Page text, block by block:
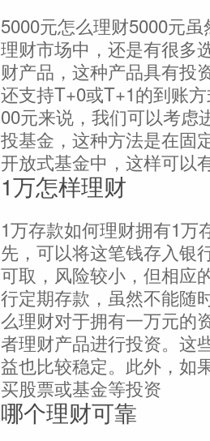
5000元怎么理财5000元
理财市场中，还是有很多
财产品，这种产品具有投
还支持T+0或T+1的到账
00元来说，我们可以考虑
投基金，这种方法是在固
开放式基金中，这样可以
1万怎样理财
1万存款如何理财拥有1万
先，可以将这笔钱存入银
可取，风险较小，但相应
行定期存款，虽然不能随
么理财对于拥有一万元的
者理财产品进行投资。这
益也比较稳定。此外，如
买股票或基金等投资
哪个理财可靠